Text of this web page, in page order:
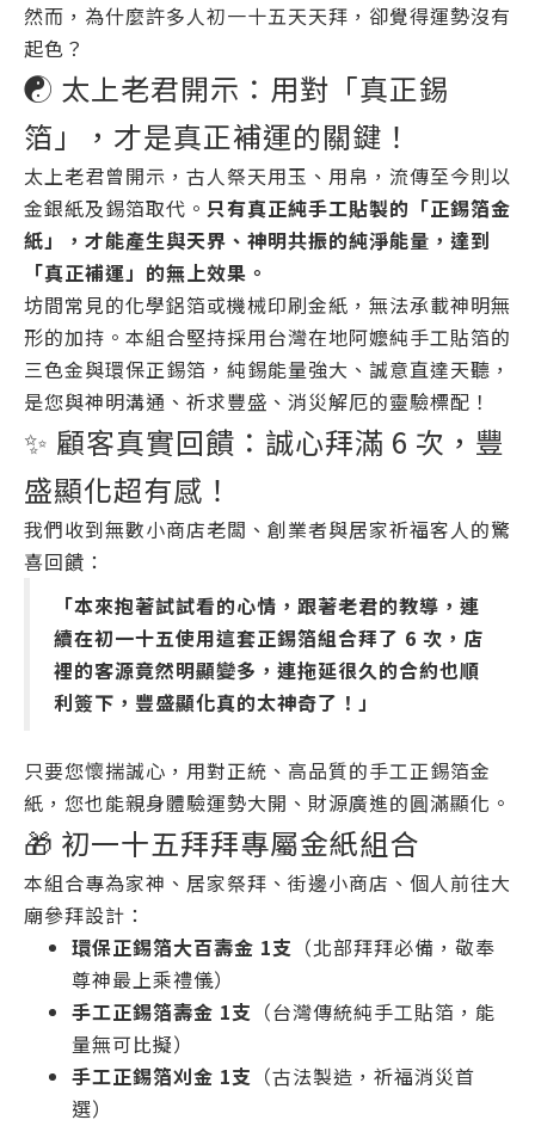
然而，為什麼許多人初一十五天天拜，卻覺得運勢沒有
起色？
☯️ 太上老君開示：用對「真正錫
箔」，才是真正補運的關鍵！
太上老君曾開示，古人祭天用玉、用帛，流傳至今則以
金銀紙及錫箔取代。 只有真正純手工貼製的「正錫箔金
紙」，才能產生與天界、神明共振的純淨能量，達到
「真正補運」的無上效果。
坊間常見的化學鋁箔或機械印刷金紙，無法承載神明無
形的加持。本組合堅持採用台灣在地阿嬤純手工貼箔的
三色金與環保正錫箔，純錫能量強大、誠意直達天聽，
是您與神明溝通、祈求豐盛、消災解厄的靈驗標配！
✨ 顧客真實回饋：誠心拜滿 6 次，豐
盛顯化超有感！
我們收到無數小商店老闆、創業者與居家祈福客人的驚
喜回饋：
「本來抱著試試看的心情，跟著老君的教導，連
續在初一十五使用這套正錫箔組合拜了 6 次，店
裡的客源竟然明顯變多，連拖延很久的合約也順
利簽下，豐盛顯化真的太神奇了！」
只要您懷揣誠心，用對正統、高品質的手工正錫箔金
紙，您也能親身體驗運勢大開、財源廣進的圓滿顯化。
🎁 初一十五拜拜專屬金紙組合
本組合專為家神、居家祭拜、街邊小商店、個人前往大
廟參拜設計：
環保正錫箔大百壽金 1支 （北部拜拜必備，敬奉
尊神最上乘禮儀）
手工正錫箔壽金 1支 （台灣傳統純手工貼箔，能
量無可比擬）
手工正錫箔刈金 1支 （古法製造，祈福消災首
選）